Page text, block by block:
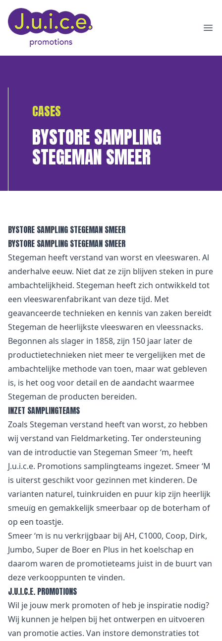
CASES
BYSTORE SAMPLING
STEGEMAN SMEER
BYSTORE SAMPLING STEGEMAN SMEER
BYSTORE SAMPLING STEGEMAN SMEER
Stegeman heeft verstand van worst en vleeswaren. Al
anderhalve eeuw. Niet dat ze zijn blijven steken in pure
ambachtelijkheid. Stegeman heeft zich ontwikkeld tot
een vleeswarenfabrikant van deze tijd. Met
geavanceerde technieken en kennis van zaken bereidt
Stegeman de heerlijkste vleeswaren en vleessnacks.
Begonnen als slager in 1858, zijn 150 jaar later de
productietechnieken niet meer te vergelijken met de
ambachtelijke methode van toen, maar wat gebleven
is, is het oog voor detail en de aandacht waarmee
Stegeman de producten bereiden.
INZET SAMPLINGTEAMS
Zoals Stegeman verstand heeft van worst, zo hebben
wij verstand van Fieldmarketing. Ter ondersteuning
van de introductie van Stegeman Smeer ‘m, heeft
J.u.i.c.e. Promotions samplingteams ingezet. Smeer ‘M
is uiterst geschikt voor gezinnen met kinderen. De
varianten naturel, tuinkruiden en puur kip zijn heerlijk
smeuïg en gemakkelijk smeerbaar op de boterham of
op een toastje.
Smeer ‘m is nu verkrijgbaar bij AH, C1000, Coop, Dirk,
Jumbo, Super de Boer en Plus in het koelschap en
daarom waren de promotieteams juist in de buurt van
deze verkooppunten te vinden.
J.U.I.C.E. PROMOTIONS
Wil je jouw merk promoten of heb je inspiratie nodig?
Wij kunnen je helpen bij het ontwerpen en uitvoeren
van promotie acties. Van instore demonstraties tot